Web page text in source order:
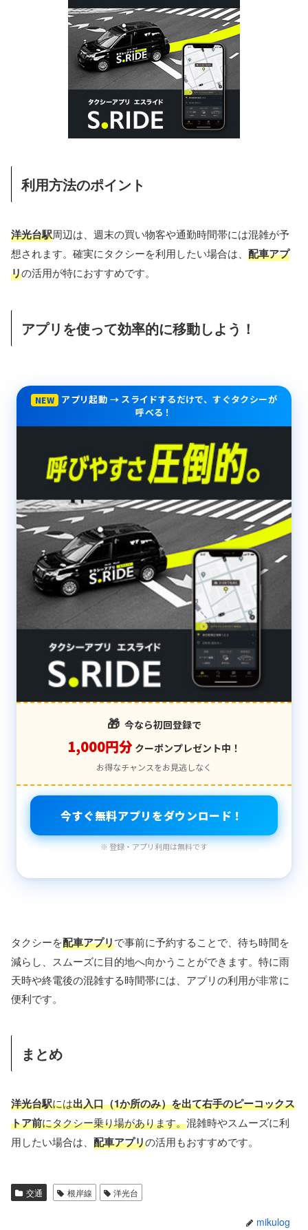
利用方法のポイント
洋光台駅周辺は、週末の買い物客や通勤時間帯には混雑が予
想されます。確実にタクシーを利用したい場合は、 配車アプ
リの活用が特におすすめです。
アプリを使って効率的に移動しよう！
NEW
アプリ起動 → スライドするだけで、すぐタクシーが
呼べる！
🎁 今なら初回登録で
1,000円分 クーポンプレゼント中！
お得なチャンスをお見逃しなく
今すぐ無料アプリをダウンロード！
※ 登録・アプリ利用は無料です
タクシーを配車アプリで事前に予約することで、待ち時間を
減らし、スムーズに目的地へ向かうことができます。特に雨
天時や終電後の混雑する時間帯には、アプリの利用が非常に
便利です。
まとめ
洋光台駅には出入口（1か所のみ）を出て右手のピーコックス
トア前にタクシー乗り場があります。混雑時やスムーズに利
用したい場合は、 配車アプリの活用もおすすめです。
交通 根岸線 洋光台
mikulog